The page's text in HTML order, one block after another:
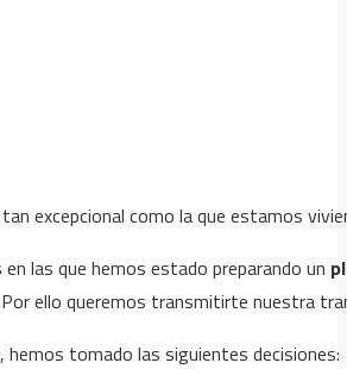
excepcional como la que estamos
las que hemos estado preparando un
ello queremos transmitirte nuestra
hemos tomado las siguientes decisiones: